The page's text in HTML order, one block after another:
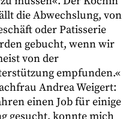
die Abwechslung, von
oder Patisserie
gebucht, wenn wir
von der
empfunden.«
Andrea Weigert:
einen Job für einige